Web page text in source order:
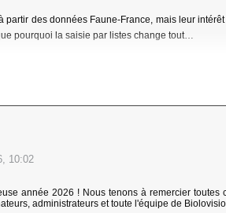
des données Faune-France, mais leur
pourquoi la saisie par listes change tout…
10:02
année 2026 ! Nous tenons à remercier toutes
administrateurs et toute l'équipe de